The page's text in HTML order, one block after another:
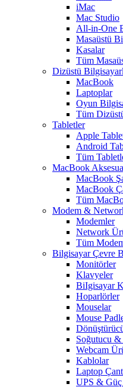
iMac
Mac Studio
All-in-One
Masaüstü
Kasalar
Tüm
Dizüstü
MacBook
Laptoplar
Oyun
Tüm
Tabletler
Apple
Android
Tüm
MacBook
MacBook
MacBook
Tüm
Modem &
Modemler
Network
Tüm
Bilgisayar Çevre
Monitörler
Klavyeler
BiIgisayar
Hoparlörler
Mouselar
Mouse
Soğutucu
Webcam
Kablolar
Laptop
UPS & Güç